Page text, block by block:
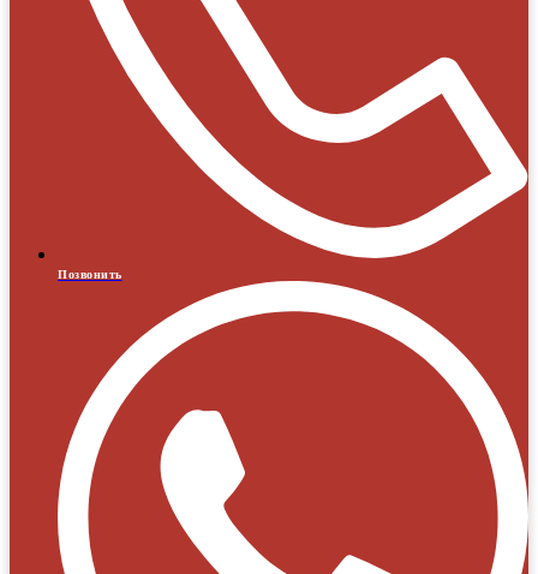
Позвонить